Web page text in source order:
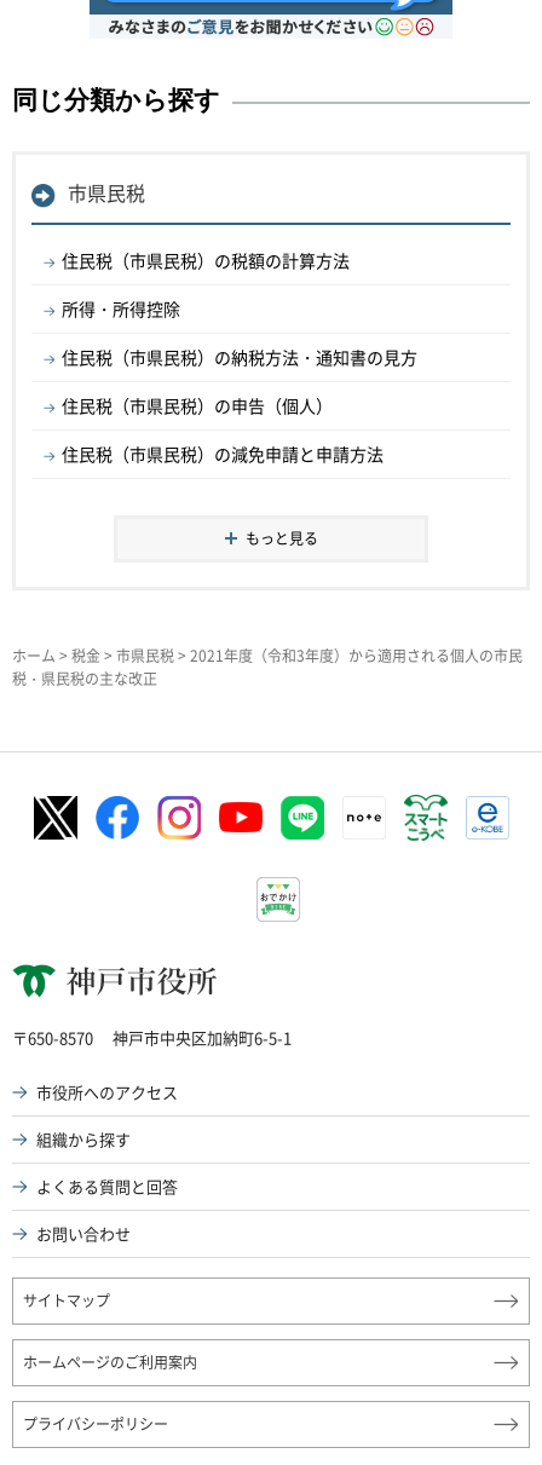
同じ分類から探す
市県民税
住民税（市県民税）の税額の計算方法
所得・所得控除
住民税（市県民税）の納税方法・通知書の見方
住民税（市県民税）の申告（個人）
住民税（市県民税）の減免申請と申請方法
もっと見る
ホーム > 税金> 市県民税> 2021年度（令和3年度）から適用される個人の市民
税・県民税の主な改正
神戸市役所
〒650-8570 神戸市中央区加納町6-5-1
市役所へのアクセス
組織から探す
よくある質問と回答
お問い合わせ
サイトマップ
ホームページのご利用案内
プライバシーポリシー